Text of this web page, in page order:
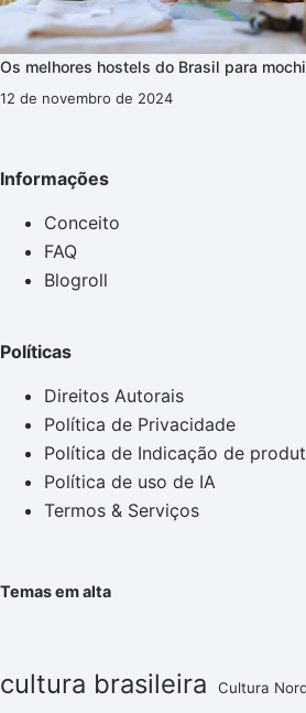
Os melhores hostels do Brasil para
12 de novembro de 2024
Informações
Conceito
FAQ
Blogroll
Políticas
Direitos Autorais
Política de Privacidade
Política de Indicação de
Política de uso de IA
Termos & Serviços
Temas em alta
cultura brasileira Cultura